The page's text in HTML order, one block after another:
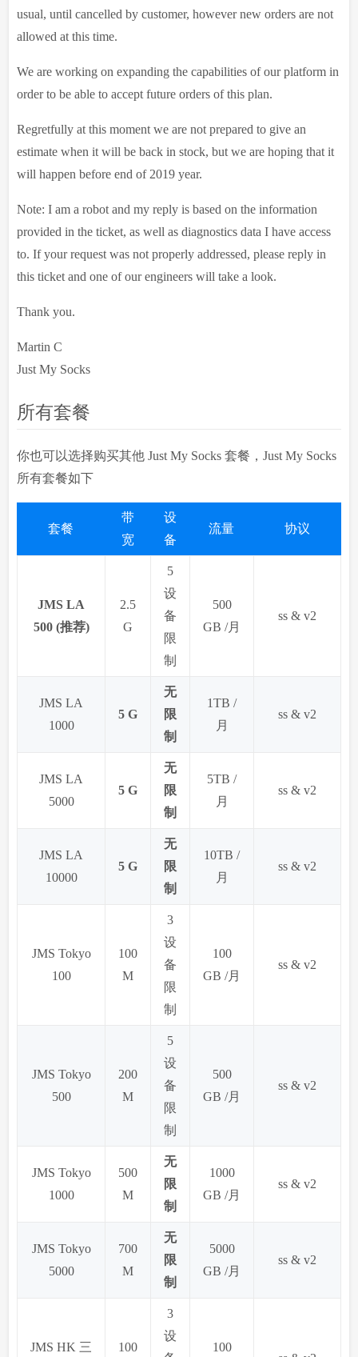
usual, until cancelled by customer, however new orders are not
allowed at this time.
We are working on expanding the capabilities of our platform in
order to be able to accept future orders of this plan.
Regretfully at this moment we are not prepared to give an
estimate when it will be back in stock, but we are hoping that it
will happen before end of 2019 year.
Note: I am a robot and my reply is based on the information
provided in the ticket, as well as diagnostics data I have access
to. If your request was not properly addressed, please reply in
this ticket and one of our engineers will take a look.
Thank you.
Martin C
Just My Socks
所有套餐
你也可以选择购买其他 Just My Socks 套餐，Just My Socks
所有套餐如下
套餐
带
宽
设
备
流量 协议
JMS LA
500 (推荐)
2.5
G
5
设
备
限
制
500
GB /月
ss & v2
JMS LA
1000
5 G
无
限
制
1TB /
月
ss & v2
JMS LA
5000
5 G
无
限
制
5TB /
月
ss & v2
JMS LA
10000
5 G
无
限
制
10TB /
月
ss & v2
JMS Tokyo
100
100
M
3
设
备
限
制
100
GB /月
ss & v2
JMS Tokyo
500
200
M
5
设
备
限
制
500
GB /月
ss & v2
JMS Tokyo
1000
500
M
无
限
制
1000
GB /月
ss & v2
JMS Tokyo
5000
700
M
无
限
制
5000
GB /月
ss & v2
JMS HK 三 100
3
设
100